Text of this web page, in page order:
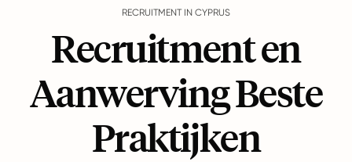
RECRUITMENT IN CYPRUS
Recruitment en
Aanwerving Beste
Praktijken